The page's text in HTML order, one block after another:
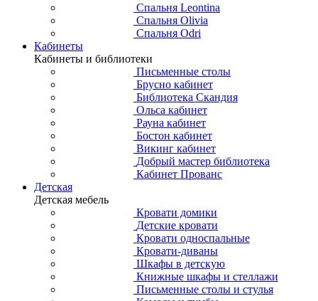
Спальня Leontina
Спальня Olivia
Спальня Odri
Кабинеты
Кабинеты и библиотеки
Письменные столы
Брусно кабинет
Библиотека Скандия
Ольса кабинет
Рауна кабинет
Бостон кабинет
Викинг кабинет
Добрый мастер библиотека
Кабинет Прованс
Детская
Детская мебель
Кровати домики
Детские кровати
Кровати односпальные
Кровати-диваны
Шкафы в детскую
Книжные шкафы и стеллажи
Письменные столы и стулья